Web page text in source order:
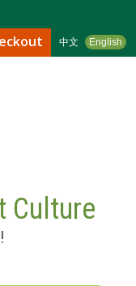
中文 English
Culture